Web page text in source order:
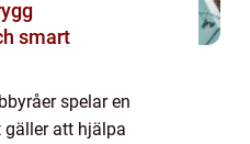
smart
spelar en
gäller att hjälpa